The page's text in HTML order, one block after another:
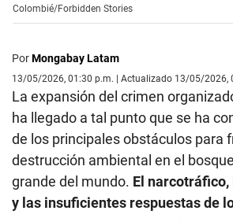
Colombié/Forbidden Stories
PorMongabay Latam
13/05/2026, 01:30 p.m. | Actualizado 13/05/2026,
La expansión del crimen
ha llegado a tal punto que se ha
de los principales obstáculos para
destrucción ambiental en el
grande del mundo. El
y las insuficientes respuestas de